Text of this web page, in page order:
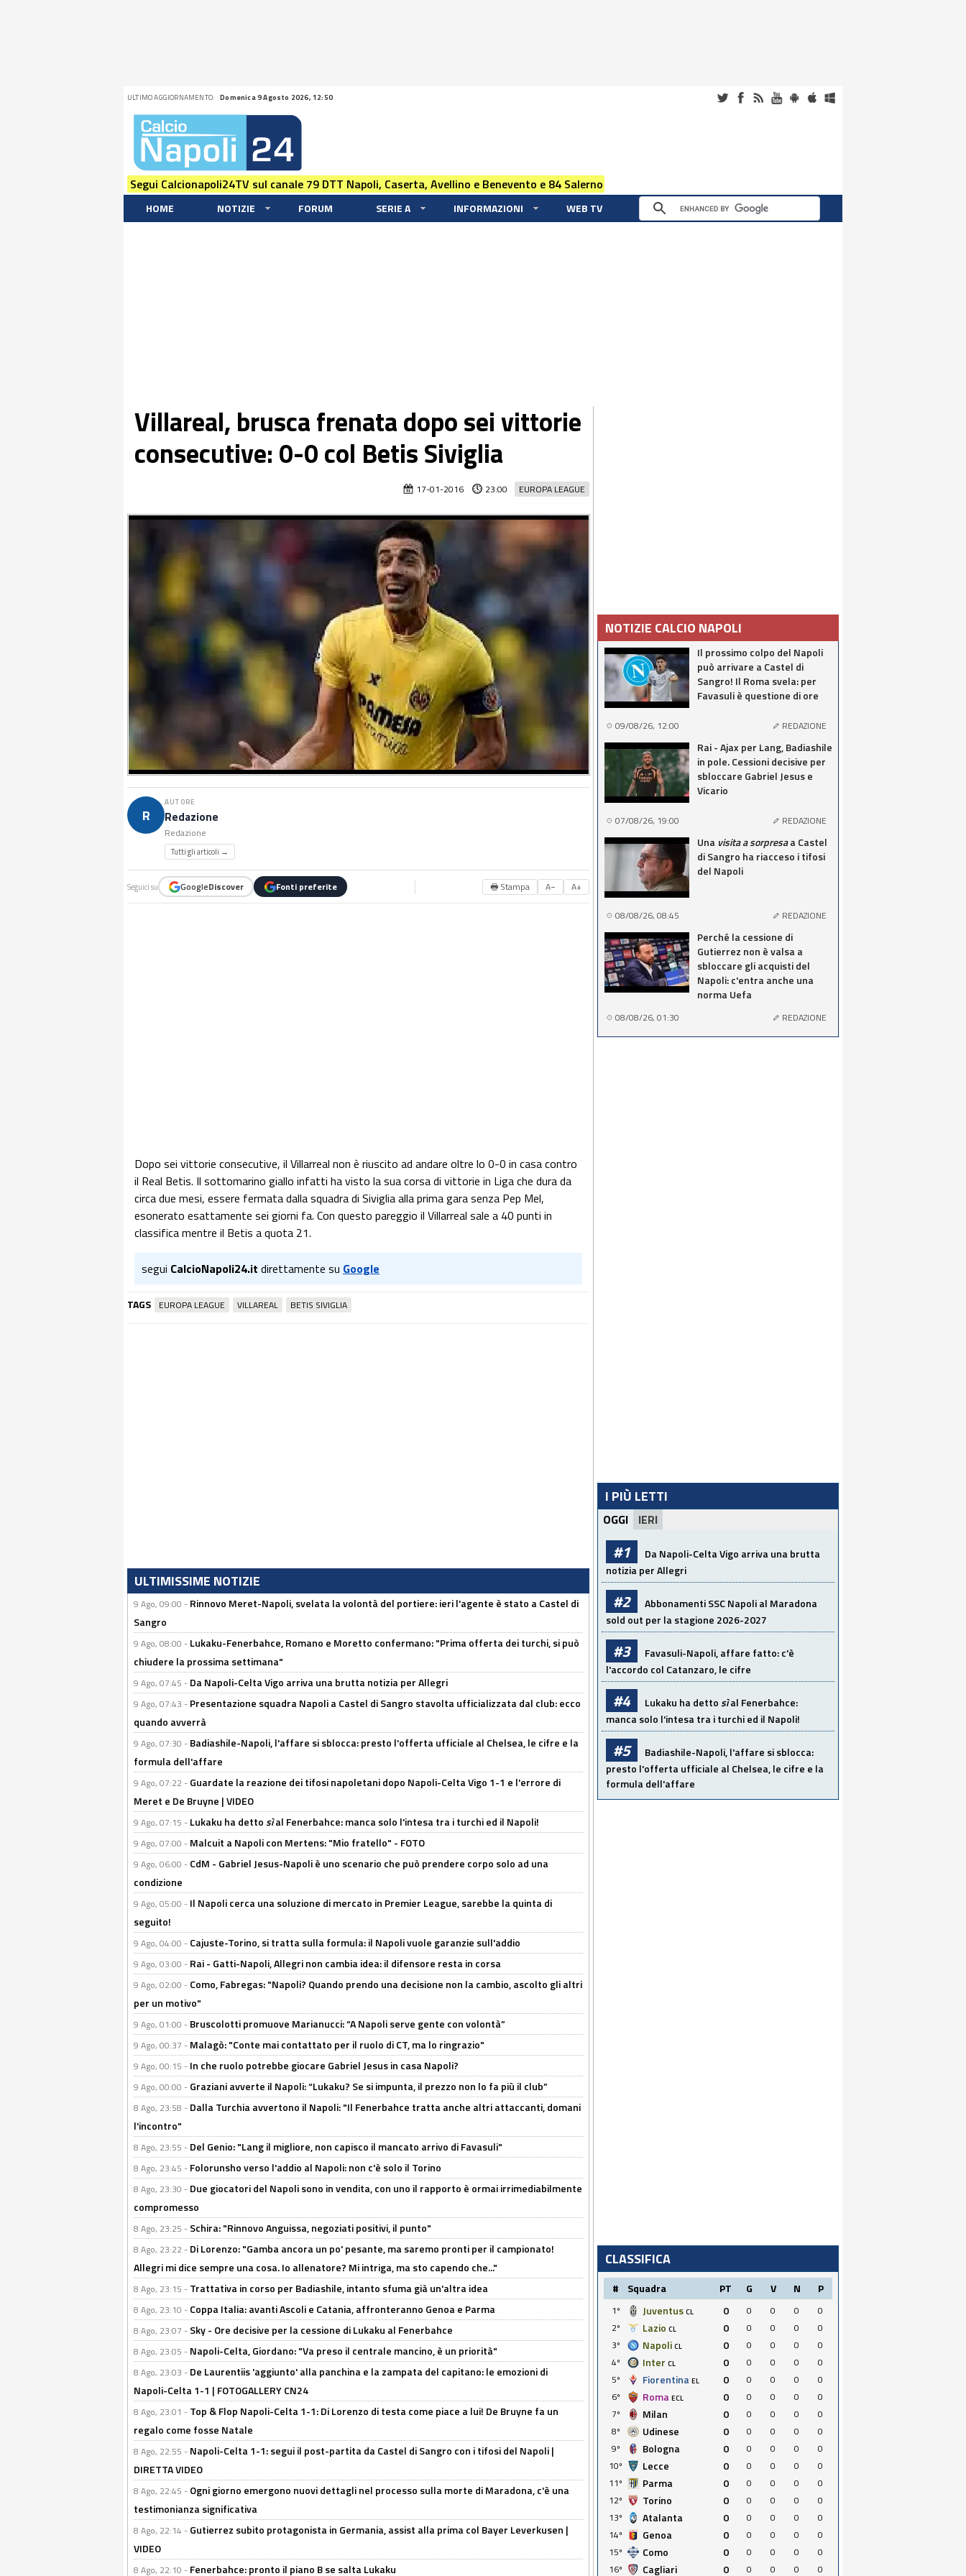
ULTIMO AGGIORNAMENTO: Domenica 9 Agosto 2026, 12:50
Segui Calcionapoli24TV sul canale 79 DTT Napoli, Caserta, Avellino e Benevento e 84 Salerno
HOME NOTIZIE FORUM SERIE A INFORMAZIONI WEB TV
Villareal, brusca frenata dopo sei vittorie
consecutive: 0-0 col Betis Siviglia
EUROPA LEAGUE
17-01-2016 23:00
R
AUTORE
Redazione
Redazione
Tutti gli articoli →
Seguici su GoogleDiscover Fonti preferite 🖶 Stampa A− A+
Dopo sei vittorie consecutive, il Villarreal non è riuscito ad andare oltre lo 0-0 in casa contro
il Real Betis. Il sottomarino giallo infatti ha visto la sua corsa di vittorie in Liga che dura da
circa due mesi, essere fermata dalla squadra di Siviglia alla prima gara senza Pep Mel,
esonerato esattamente sei giorni fa. Con questo pareggio il Villarreal sale a 40 punti in
classifica mentre il Betis a quota 21.
segui CalcioNapoli24.it direttamente su Google
TAGS EUROPA LEAGUE VILLAREAL BETIS SIVIGLIA
ULTIMISSIME NOTIZIE
9 Ago, 09:00 - Rinnovo Meret-Napoli, svelata la volontà del portiere: ieri l'agente è stato a Castel di
Sangro
9 Ago, 08:00 - Lukaku-Fenerbahce, Romano e Moretto confermano: "Prima offerta dei turchi, si può
chiudere la prossima settimana"
9 Ago, 07:45 - Da Napoli-Celta Vigo arriva una brutta notizia per Allegri
9 Ago, 07:43 - Presentazione squadra Napoli a Castel di Sangro stavolta ufficializzata dal club: ecco
quando avverrà
9 Ago, 07:30 - Badiashile-Napoli, l'affare si sblocca: presto l'offerta ufficiale al Chelsea, le cifre e la
formula dell'affare
9 Ago, 07:22 - Guardate la reazione dei tifosi napoletani dopo Napoli-Celta Vigo 1-1 e l'errore di
Meret e De Bruyne | VIDEO
9 Ago, 07:15 - Lukaku ha dettosìal Fenerbahce: manca solo l'intesa tra i turchi ed il Napoli!
9 Ago, 07:00 - Malcuit a Napoli con Mertens: "Mio fratello" - FOTO
9 Ago, 06:00 - CdM - Gabriel Jesus-Napoli è uno scenario che può prendere corpo solo ad una
condizione
9 Ago, 05:00 - Il Napoli cerca una soluzione di mercato in Premier League, sarebbe la quinta di
seguito!
9 Ago, 04:00 - Cajuste-Torino, si tratta sulla formula: il Napoli vuole garanzie sull'addio
9 Ago, 03:00 - Rai - Gatti-Napoli, Allegri non cambia idea: il difensore resta in corsa
9 Ago, 02:00 - Como, Fabregas: "Napoli? Quando prendo una decisione non la cambio, ascolto gli altri
per un motivo"
9 Ago, 01:00 - Bruscolotti promuove Marianucci: “A Napoli serve gente con volontà”
9 Ago, 00:37 - Malagò: "Conte mai contattato per il ruolo di CT, ma lo ringrazio"
9 Ago, 00:15 - In che ruolo potrebbe giocare Gabriel Jesus in casa Napoli?
9 Ago, 00:00 - Graziani avverte il Napoli: “Lukaku? Se si impunta, il prezzo non lo fa più il club”
8 Ago, 23:58 - Dalla Turchia avvertono il Napoli: "Il Fenerbahce tratta anche altri attaccanti, domani
l'incontro"
8 Ago, 23:55 - Del Genio: "Lang il migliore, non capisco il mancato arrivo di Favasuli"
8 Ago, 23:45 - Folorunsho verso l'addio al Napoli: non c'è solo il Torino
8 Ago, 23:30 - Due giocatori del Napoli sono in vendita, con uno il rapporto è ormai irrimediabilmente
compromesso
8 Ago, 23:25 - Schira: "Rinnovo Anguissa, negoziati positivi, il punto"
8 Ago, 23:22 - Di Lorenzo: "Gamba ancora un po' pesante, ma saremo pronti per il campionato!
Allegri mi dice sempre una cosa. Io allenatore? Mi intriga, ma sto capendo che..."
8 Ago, 23:15 - Trattativa in corso per Badiashile, intanto sfuma già un'altra idea
8 Ago, 23:10 - Coppa Italia: avanti Ascoli e Catania, affronteranno Genoa e Parma
8 Ago, 23:07 - Sky - Ore decisive per la cessione di Lukaku al Fenerbahce
8 Ago, 23:05 - Napoli-Celta, Giordano: "Va preso il centrale mancino, è un priorità"
8 Ago, 23:03 - De Laurentiis 'aggiunto' alla panchina e la zampata del capitano: le emozioni di
Napoli-Celta 1-1 | FOTOGALLERY CN24
8 Ago, 23:01 - Top & Flop Napoli-Celta 1-1: Di Lorenzo di testa come piace a lui! De Bruyne fa un
regalo come fosse Natale
8 Ago, 22:55 - Napoli-Celta 1-1: segui il post-partita da Castel di Sangro con i tifosi del Napoli |
DIRETTA VIDEO
8 Ago, 22:45 - Ogni giorno emergono nuovi dettagli nel processo sulla morte di Maradona, c'è una
testimonianza significativa
8 Ago, 22:14 - Gutierrez subito protagonista in Germania, assist alla prima col Bayer Leverkusen |
VIDEO
8 Ago, 22:10 - Fenerbahce: pronto il piano B se salta Lukaku
NOTIZIE CALCIO NAPOLI
Il prossimo colpo del Napoli
può arrivare a Castel di
Sangro! Il Roma svela: per
Favasuli è questione di ore
09/08/26, 12:00 REDAZIONE
Rai - Ajax per Lang, Badiashile
in pole. Cessioni decisive per
sbloccare Gabriel Jesus e
Vicario
07/08/26, 19:00 REDAZIONE
Una visita a sorpresaa Castel
di Sangro ha riacceso i tifosi
del Napoli
08/08/26, 08:45 REDAZIONE
Perché la cessione di
Gutierrez non è valsa a
sbloccare gli acquisti del
Napoli: c'entra anche una
norma Uefa
08/08/26, 01:30 REDAZIONE
I PIÙ LETTI
OGGI IERI
#1
Da Napoli-Celta Vigo arriva una brutta
notizia per Allegri
#2
Abbonamenti SSC Napoli al Maradona
sold out per la stagione 2026-2027
#3
Favasuli-Napoli, affare fatto: c'è
l'accordo col Catanzaro, le cifre
#4 Lukaku ha dettosìal Fenerbahce:
manca solo l'intesa tra i turchi ed il Napoli!
#5
Badiashile-Napoli, l'affare si sblocca:
presto l'offerta ufficiale al Chelsea, le cifre e la
formula dell'affare
CLASSIFICA
# Squadra PT G V N P
1º Juventus CL 0 0 0 0
0
2º
Lazio CL 0 0 0 0
0
3º
Napoli CL 0 0 0 0
0
4º
Inter CL 0 0 0 0
0
5º
Fiorentina EL 0 0 0 0
0
6º
Roma ECL 0 0 0 0
0
7º
Milan 0 0 0 0
0
8º
Udinese 0 0 0 0
0
9º
Bologna 0 0 0 0
0
10º
Lecce 0 0 0 0
0
11º
Parma 0 0 0 0
0
12º
Torino 0 0 0 0
0
13º
Atalanta 0 0 0 0
0
14º
Genoa 0 0 0 0
0
15º
Como 0 0 0 0
0
16º
Cagliari 0 0 0 0 0